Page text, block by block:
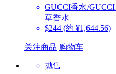
GUCCI香水/
草香水
$244 (約 ¥1,644.56)
关注商品 购物车
抛售